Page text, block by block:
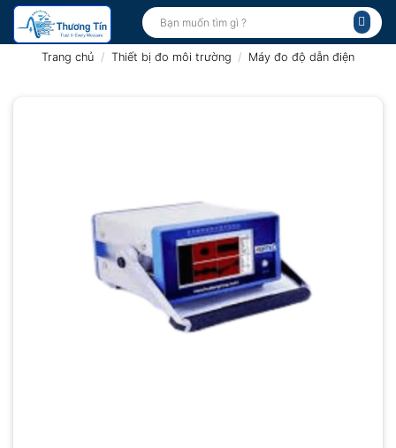
Bỏ
qua
Tìm
kiếm:
Trang chủ / Thiết bị đo môi trường / Máy đo độ dẫn điện